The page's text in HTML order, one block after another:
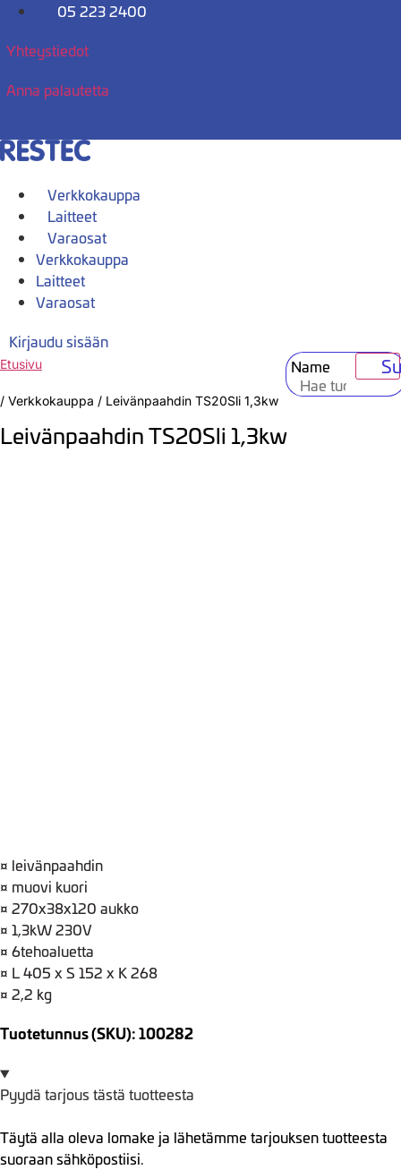
Mene
05 223 2400
Yhteystiedot
Anna palautetta
Verkkokauppa
Laitteet
Varaosat
Verkkokauppa
Laitteet
Varaosat
Kirjaudu sisään
Name
Etusivu
/ Verkkokauppa / Leivänpaahdin TS20Sli 1,3kw
Leivänpaahdin TS20Sli 1,3kw
¤ leivänpaahdin
¤ muovi kuori
¤ 270x38x120 aukko
¤ 1,3kW 230V
¤ 6tehoaluetta
¤ L 405 x S 152 x K 268
¤ 2,2 kg
Tuotetunnus (SKU): 100282
Pyydä tarjous tästä tuotteesta
Täytä alla oleva lomake ja lähetämme tarjouksen tuotteesta
suoraan sähköpostiisi.